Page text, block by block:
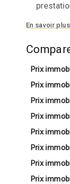
En savoir
Prix
Prix
Prix
Prix
Prix
Prix
Prix
Prix